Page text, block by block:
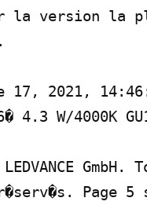
la version la
17, 2021,
4.3 W/4000K
GmbH.
Page 5